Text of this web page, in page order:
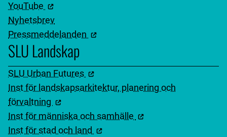
YouTube
Nyhetsbrev
Pressmeddelanden
SLU Landskap
SLU Urban Futures
Inst för landskapsarkitektur, planering och
förvaltning
Inst för människa och samhälle
Inst för stad och land